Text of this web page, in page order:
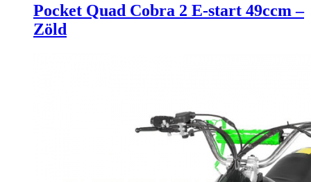
Pocket Quad Cobra 2 E-start 49ccm –
Zöld